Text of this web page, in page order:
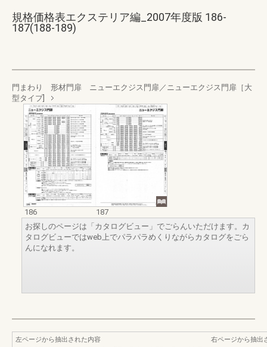
規格価格表エクステリア編_2007年度版 186-
187(188-189)
門まわり 形材門扉 ニューエクジス門扉／ニューエクジス門扉［大
型タイプ]
186
187
お探しのページは「カタログビュー」でごらんいただけます。カ
タログビューではweb上でパラパラめくりながらカタログをごら
んになれます。
左ページから抽出された内容
右ページから抽出